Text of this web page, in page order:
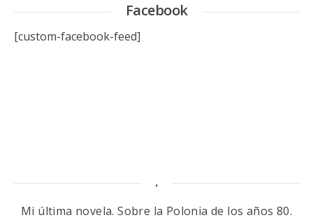
Facebook
[custom-facebook-feed]
.
Mi última novela. Sobre la Polonia de los años 80.